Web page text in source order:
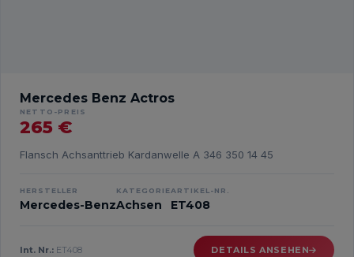
Mercedes Benz Actros
NETTO-PREIS
265 €
Flansch Achsanttrieb Kardanwelle A 346 350 14 45
HERSTELLER
Mercedes-Benz
KATEGORIE
Achsen
ARTIKEL-NR.
ET408
Int. Nr.: ET408 DETAILS ANSEHEN